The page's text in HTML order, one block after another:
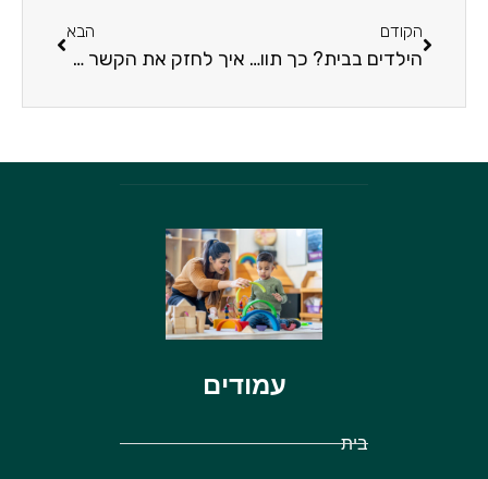
הקודם
הילדים בבית? כך תוודאו שהמטבח שלכם בטיחותי
הבא
איך לחזק את הקשר עם הילדים?
עמודים
בית